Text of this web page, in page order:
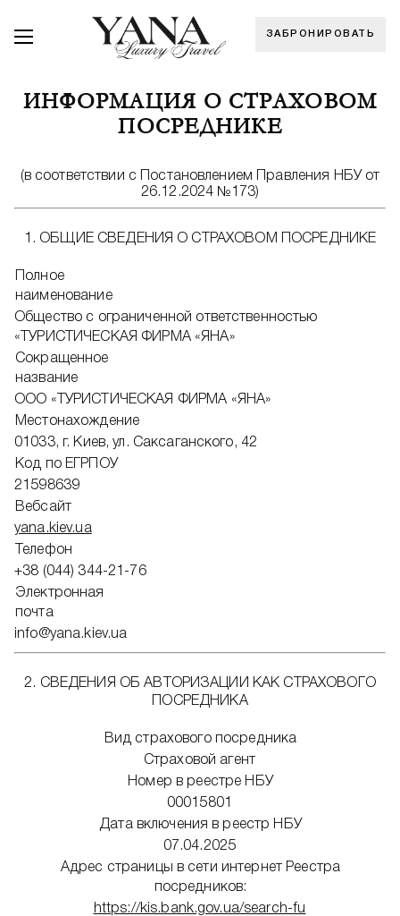
ЗАБРОНИРОВАТЬ
ИНФОРМАЦИЯ О СТРАХОВОМ
ПОСРЕДНИКЕ
(в соответствии с Постановлением Правления НБУ от
26.12.2024 №173)
1. ОБЩИЕ СВЕДЕНИЯ О СТРАХОВОМ ПОСРЕДНИКЕ
Полное
наименование
Общество с ограниченной ответственностью
«ТУРИСТИЧЕСКАЯ ФИРМА «ЯНА»
Сокращенное
название
ООО «ТУРИСТИЧЕСКАЯ ФИРМА «ЯНА»
Местонахождение
01033, г. Киев, ул. Саксаганского, 42
Код по ЕГРПОУ
21598639
Вебсайт
yana.kiev.ua
Телефон
+38 (044) 344-21-76
Электронная
почта
info@yana.kiev.ua
2. СВЕДЕНИЯ ОБ АВТОРИЗАЦИИ КАК СТРАХОВОГО
ПОСРЕДНИКА
Вид страхового посредника
Страховой агент
Номер в реестре НБУ
00015801
Дата включения в реестр НБУ
07.04.2025
Адрес страницы в сети интернет Реестра
посредников:
https://kis.bank.gov.ua/search-fu